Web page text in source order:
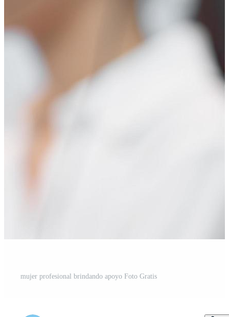
mujer profesional brindando apoyo Foto Gratis